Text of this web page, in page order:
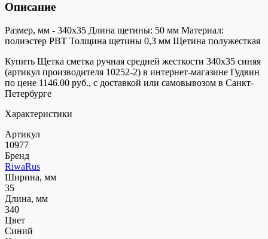
Описание
Размер, мм - 340х35 Длина щетины: 50 мм Материал:
полиэстер РВТ Толщина щетины 0,3 мм Щетина полужесткая
Купить Щетка сметка ручная средней жесткости 340х35 синяя
(артикул производителя 10252-2) в интернет-магазине Гудвин
по цене 1146.00 руб., с доставкой или самовывозом в Санкт-
Петербурге
Характеристики
Артикул
10977
Бренд
RiwaRus
Ширина, мм
35
Длина, мм
340
Цвет
Синий